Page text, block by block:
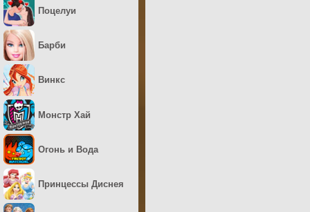
Поцелуи
Барби
Винкс
Монстр Хай
Огонь и Вода
Принцессы Диснея